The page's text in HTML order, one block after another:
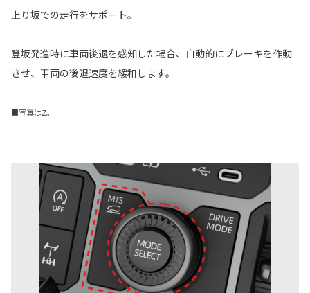
上り坂での走行をサポート。
登坂発進時に車両後退を感知した場合、自動的にブレーキを作動
させ、車両の後退速度を緩和します。
■写真はZ。